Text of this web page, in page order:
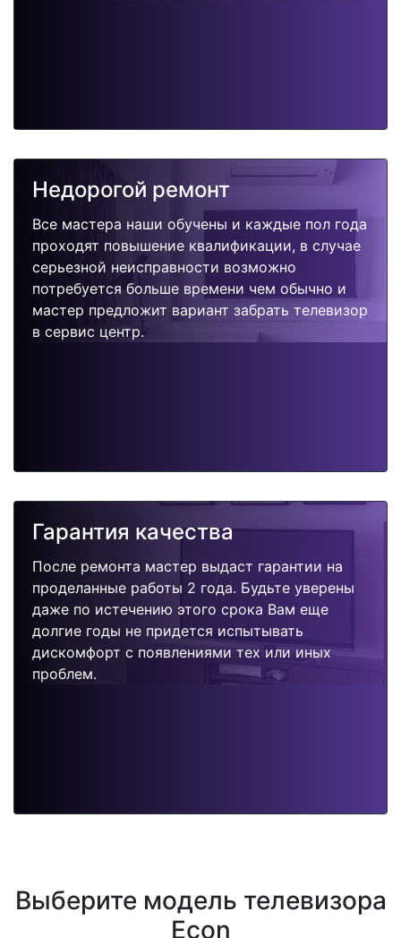
Недорогой ремонт
Все мастера наши обучены и каждые пол года
проходят повышение квалификации, в случае
серьезной неисправности возможно
потребуется больше времени чем обычно и
мастер предложит вариант забрать телевизор
в сервис центр.
Гарантия качества
После ремонта мастер выдаст гарантии на
проделанные работы 2 года. Будьте уверены
даже по истечению этого срока Вам еще
долгие годы не придется испытывать
дискомфорт с появлениями тех или иных
проблем.
Выберите модель телевизора
Econ